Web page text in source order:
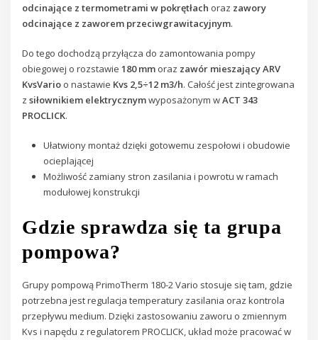
odcinające z termometrami w pokrętłach oraz zawory
odcinające z zaworem przeciwgrawitacyjnym.
Do tego dochodzą przyłącza do zamontowania pompy
obiegowej o rozstawie180 mm oraz zawór mieszający ARV
KvsVario o nastawie Kvs 2,5÷12 m3/h. Całość jest zintegrowana
zsiłownikiem elektrycznymwyposażonym wACT 343
PROCLICK.
Ułatwiony montaż dzięki gotowemu zespołowi i obudowie
ocieplającej
Możliwość zamiany stron zasilania i powrotu w ramach
modułowej konstrukcji
Gdzie sprawdza się ta grupa
pompowa?
Grupy pompową PrimoTherm 180-2 Vario stosuje się tam, gdzie
potrzebna jest regulacja temperatury zasilania oraz kontrola
przepływu medium. Dzięki zastosowaniu zaworu o zmiennym
Kvs i napędu z regulatorem PROCLICK, układ może pracować w